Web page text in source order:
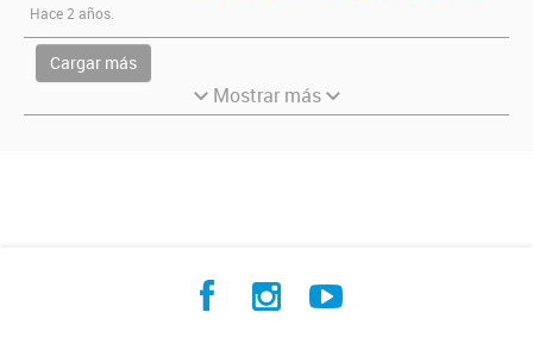
Hace 2 años.
Cargar más
Mostrar más